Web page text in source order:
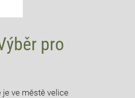
pro
ve městě velice